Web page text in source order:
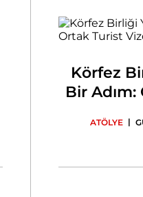
Körfez
Bir
ATÖLYE |